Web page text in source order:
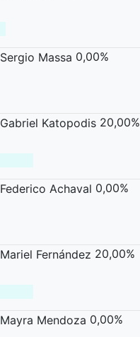
Sergio Massa 0,00%
Gabriel Katopodis 20,00%
Federico Achaval 0,00%
Mariel Fernández 20,00%
Mayra Mendoza 0,00%